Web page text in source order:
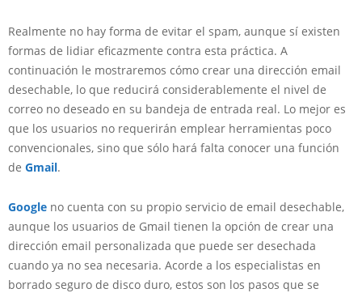
Realmente no hay forma de evitar el spam, aunque sí existen
formas de lidiar eficazmente contra esta práctica. A
continuación le mostraremos cómo crear una dirección email
desechable, lo que reducirá considerablemente el nivel de
correo no deseado en su bandeja de entrada real. Lo mejor es
que los usuarios no requerirán emplear herramientas poco
convencionales, sino que sólo hará falta conocer una función
de Gmail.
Google no cuenta con su propio servicio de email desechable,
aunque los usuarios de Gmail tienen la opción de crear una
dirección email personalizada que puede ser desechada
cuando ya no sea necesaria. Acorde a los especialistas en
borrado seguro de disco duro, estos son los pasos que se